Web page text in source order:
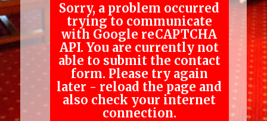
Sorry, a problem occurred
trying to communicate
with Google reCAPTCHA
API. You are currently not
able to submit the contact
form. Please try again
later - reload the page and
also check your internet
connection.